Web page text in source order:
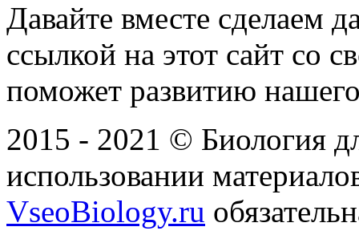
Давайте вместе сделаем
ссылкой на этот сайт со
поможет развитию
2015 - 2021 © Биология
использовании
VseoBiology.ru